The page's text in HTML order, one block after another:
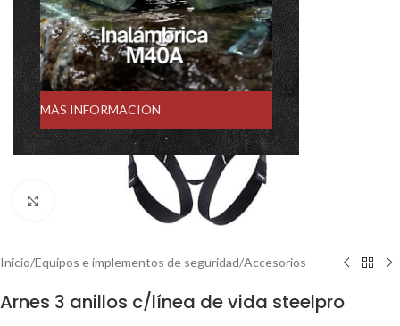
MÁS INFORMACIÓN
Click to enlarge
Inicio/Equipos e implementos de seguridad/Accesorios
Arnes 3 anillos c/línea de vida steelpro